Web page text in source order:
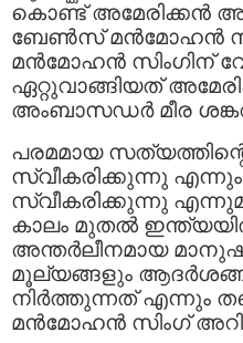
കൊണ്ട് അമേരിക്കന്‍
ബേണ്‍സ് മന്‍മോഹന്‍
മന്‍മോഹന്‍ സിംഗിന്
ഏറ്റുവാങ്ങിയത്
അംബാസഡര്‍ മീര
പരമമായ
സ്വീകരിക്കുന്നു
സ്വീകരിക്കുന്നു
കാലം മുതല്‍
അന്തര്‍ലീനമായ
മൂല്യങ്ങളും
നിര്‍ത്തുന്നത്‌ എന്നും
മന്‍മോഹന്‍ സിംഗ്